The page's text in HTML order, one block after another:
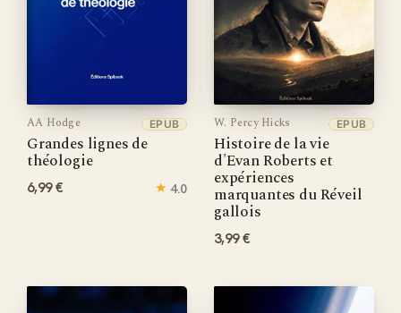
AA Hodge
Grandes lignes de
théologie
EPUB
6,99 € ★ 4.0
W. Percy Hicks
Histoire de la vie
d'Evan Roberts et
expériences
marquantes du Réveil
gallois
EPUB
3,99 €